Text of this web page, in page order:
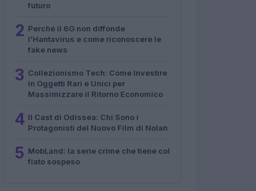
futuro
2 Perché il 6G non diffonde
l’Hantavirus e come riconoscere le
fake news
3 Collezionismo Tech: Come Investire
in Oggetti Rari e Unici per
Massimizzare il Ritorno Economico
4 Il Cast di Odissea: Chi Sono i
Protagonisti del Nuovo Film di Nolan
5 MobLand: la serie crime che tiene col
fiato sospeso